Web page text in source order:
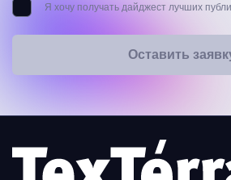
Я хочу получать дайджест лучших
Оставить